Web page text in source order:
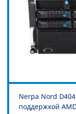
Nerpa Nord
поддержкой